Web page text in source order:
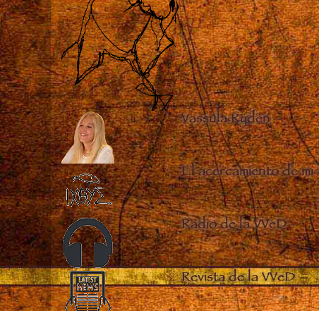
Vassula Rydén–
El acercamiento de mi
Radio de la VVeD–
Revista de la VVeD–